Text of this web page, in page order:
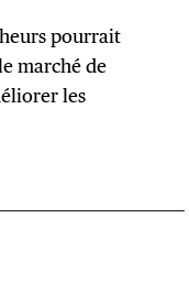
pourrait
marché de
les